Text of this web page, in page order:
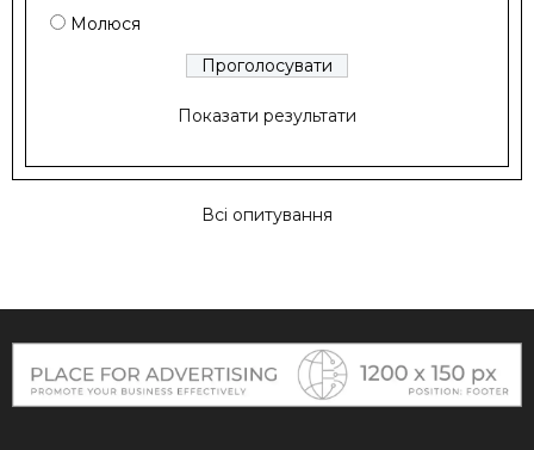
Молюся
Показати результати
Всі опитування